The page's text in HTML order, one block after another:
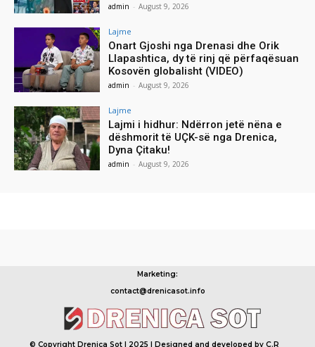
admin - August 9, 2026
Lajme
Onart Gjoshi nga Drenasi dhe Orik
Llapashtica, dy të rinj që përfaqësuan
Kosovën globalisht (VIDEO)
admin - August 9, 2026
Lajme
Lajmi i hidhur: Ndërron jetë nëna e
dëshmorit të UÇK-së nga Drenica,
Dyna Çitaku!
admin - August 9, 2026
Marketing:
contact@drenicasot.info
© Copyright Drenica Sot | 2025 | Designed and developed by Ç.R